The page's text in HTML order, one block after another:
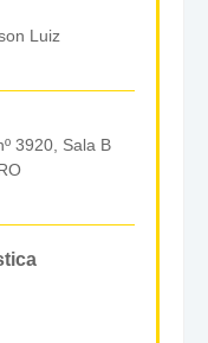
Luiz
3920, Sala B